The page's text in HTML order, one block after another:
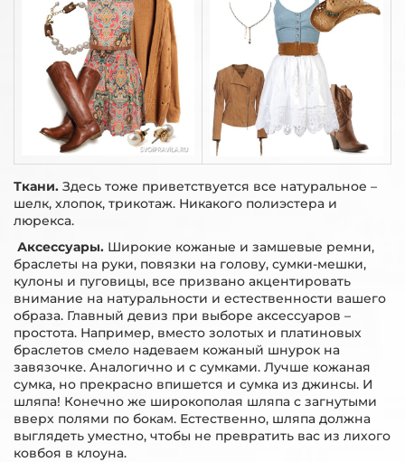
Ткани. Здесь тоже приветствуется все натуральное –
шелк, хлопок, трикотаж. Никакого полиэстера и
люрекса.
Аксессуары. Широкие кожаные и замшевые ремни,
браслеты на руки, повязки на голову, сумки-мешки,
кулоны и пуговицы, все призвано акцентировать
внимание на натуральности и естественности вашего
образа. Главный девиз при выборе аксессуаров –
простота. Например, вместо золотых и платиновых
браслетов смело надеваем кожаный шнурок на
завязочке. Аналогично и с сумками. Лучше кожаная
сумка, но прекрасно впишется и сумка из джинсы. И
шляпа! Конечно же широкополая шляпа с загнутыми
вверх полями по бокам. Естественно, шляпа должна
выглядеть уместно, чтобы не превратить вас из лихого
ковбоя в клоуна.